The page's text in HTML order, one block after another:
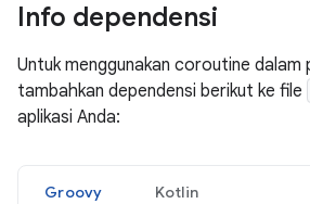
Info dependensi
Untuk menggunakan coroutine
tambahkan dependensi berikut ke file
aplikasi Anda:
Groovy Kotlin